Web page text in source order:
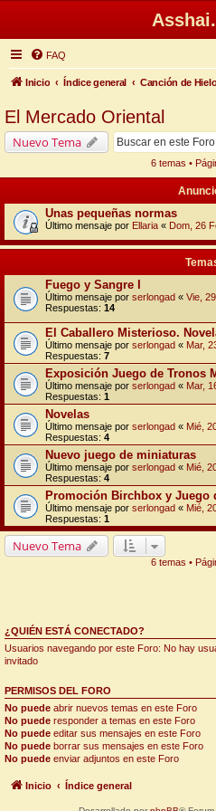
FAQ
Inicio Índice general Canción de
El Mercado Oriental
Nuevo Tema
6 temas •
Unas pequeñas normas
Último mensaje por Ellaria « Dom, 26
Fuego y Sangre I
Último mensaje por serlongad « Vie,
Respuestas: 14
El Caballero Misterioso.
Último mensaje por serlongad « Mar,
Respuestas: 7
Exposición Juego de Tronos
Último mensaje por serlongad « Mar,
Respuestas: 1
Novelas
Último mensaje por serlongad « Mié,
Respuestas: 4
Nuevo juego de miniaturas
Último mensaje por serlongad « Mié,
Respuestas: 4
Promoción Birchbox y Juego
Último mensaje por serlongad « Mié,
Respuestas: 1
Nuevo Tema
6 temas •
¿QUIÉN ESTÁ CONECTADO?
Usuarios navegando por este Foro: No hay
invitado
PERMISOS DEL FORO
No puede abrir nuevos temas en este Foro
No puede responder a temas en este Foro
No puede editar sus mensajes en este Foro
No puede borrar sus mensajes en este Foro
No puede enviar adjuntos en este Foro
Inicio Índice general